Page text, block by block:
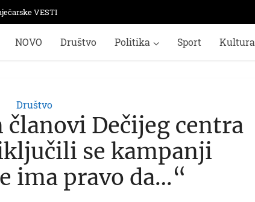
VESTI
NOVO Društvo Politika Sport Kultura
Društvo
Dečijeg centra
se kampanji
ima pravo da…“